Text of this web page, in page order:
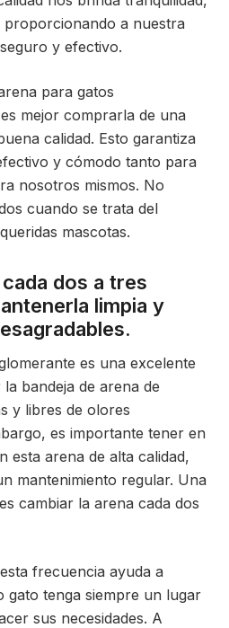
proporcionando a nuestra
y efectivo.
para gatos
mejor comprarla de una
calidad. Esto garantiza
y cómodo tanto para
nosotros mismos. No
cuando se trata del
mascotas.
dos a tres
limpia y
es una excelente
bandeja de arena de
y libres de olores
es importante tener en
esta arena de alta calidad,
mantenimiento regular. Una
cambiar la arena cada dos
frecuencia ayuda a
gato tenga siempre un lugar
sus necesidades. A